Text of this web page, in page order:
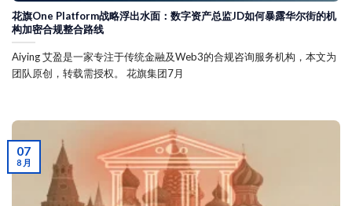
花旗One Platform战略浮出水面：数字资产总监JD如何暴露华尔街的机
构加密合规整合路线
Aiying 艾盈是一家专注于传统金融及Web3的合规咨询服务机构，本文为
团队原创，转载需授权。 花旗集团7月
07
8 月